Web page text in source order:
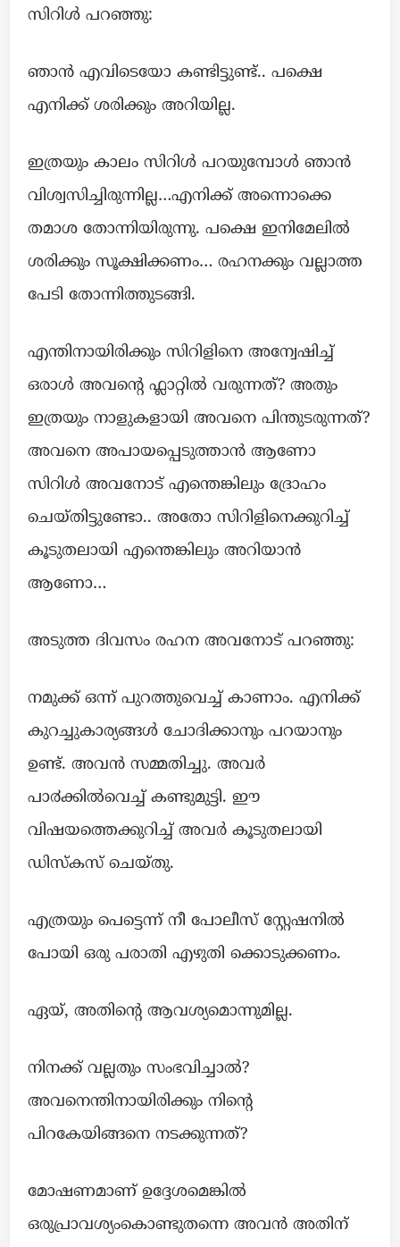
സിറിൾ പറഞ്ഞു:
ഞാൻ എവിടെയോ കണ്ടിട്ടുണ്ട്.. പക്ഷെ
എനിക്ക് ശരിക്കും അറിയില്ല.
ഇത്രയും കാലം സിറിൾ പറയുമ്പോൾ ഞാൻ
വിശ്വസിച്ചിരുന്നില്ല…എനിക്ക് അന്നൊക്കെ
തമാശ തോന്നിയിരുന്നു. പക്ഷെ ഇനിമേലിൽ
ശരിക്കും സൂക്ഷിക്കണം… രഹനക്കും വല്ലാത്ത
പേടി തോന്നിത്തുടങ്ങി.
എന്തിനായിരിക്കും സിറിളിനെ അന്വേഷിച്ച്
ഒരാൾ അവന്റെ ഫ്ലാറ്റിൽ വരുന്നത്? അതും
ഇത്രയും നാളുകളായി അവനെ പിന്തുടരുന്നത്?
അവനെ അപായപ്പെടുത്താൻ ആണോ
സിറിൾ അവനോട് എന്തെങ്കിലും ദ്രോഹം
ചെയ്തിട്ടുണ്ടോ.. അതോ സിറിളിനെക്കുറിച്ച്
കൂടുതലായി എന്തെങ്കിലും അറിയാൻ
ആണോ…
അടുത്ത ദിവസം രഹന അവനോട് പറഞ്ഞു:
നമുക്ക് ഒന്ന് പുറത്തുവെച്ച് കാണാം. എനിക്ക്
കുറച്ചുകാര്യങ്ങൾ ചോദിക്കാനും പറയാനും
ഉണ്ട്. അവൻ സമ്മതിച്ചു. അവർ
പാ൪ക്കിൽവെച്ച് കണ്ടുമുട്ടി. ഈ
വിഷയത്തെക്കുറിച്ച് അവർ കൂടുതലായി
ഡിസ്കസ് ചെയ്തു.
എത്രയും പെട്ടെന്ന് നീ പോലീസ് സ്റ്റേഷനിൽ
പോയി ഒരു പരാതി എഴുതി ക്കൊടുക്കണം.
ഏയ്, അതിന്റെ ആവശ്യമൊന്നുമില്ല.
നിനക്ക് വല്ലതും സംഭവിച്ചാൽ?
അവനെന്തിനായിരിക്കും നിന്റെ
പിറകേയിങ്ങനെ നടക്കുന്നത്?
മോഷണമാണ് ഉദ്ദേശമെങ്കിൽ
ഒരുപ്രാവശ്യംകൊണ്ടുതന്നെ അവൻ അതിന്